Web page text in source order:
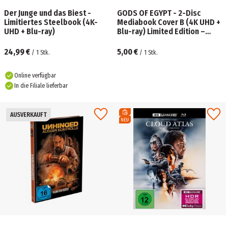
Der Junge und das Biest -
Limitiertes Steelbook (4K-
UHD + Blu-ray)
24,99 € / 1 Stk.
Online verfügbar
In die Filiale lieferbar
GODS OF EGYPT - 2-Disc
Mediabook Cover B (4K UHD +
Blu-ray) Limited Edition –
5,00 € / 1 Stk.
AUSVERKAUFT